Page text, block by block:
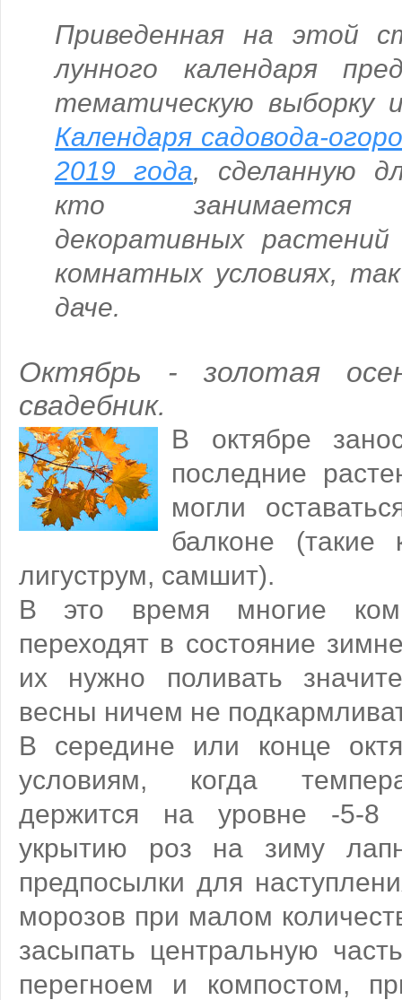
Приведенная на этой
лунного календаря
тематическую выборку
Календаря садовода-
2019 года, сделанную
кто занимается
декоративных
комнатных условиях,
даче.
Октябрь - золотая
свадебник.
В октябре
последние
могли
балконе (такие
лигуструм, самшит).
В это время многие
переходят в состояние
их нужно поливать
весны ничем не
В середине или конце
условиям, когда
держится на уровне -5-8
укрытию роз на зиму
предпосылки для
морозов при малом
засыпать центральную
перегноем и компостом,